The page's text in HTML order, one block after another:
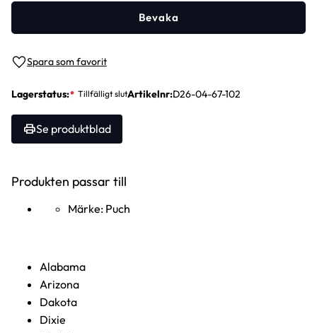
Lägg till i favoriter
Bevaka
Lagerstatus Artikelnr D26-04-67-102
Se produktblad
Produkten passar till
Märke: Puch
Alabama
Arizona
Dakota
Dixie